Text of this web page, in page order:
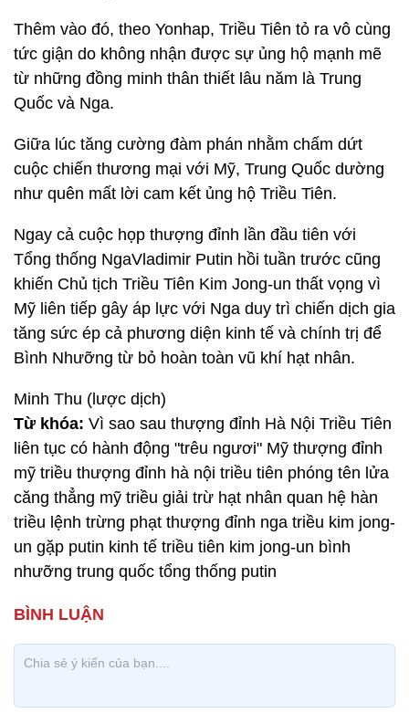
Thêm vào đó, theo Yonhap, Triều Tiên tỏ ra vô cùng
tức giận do không nhận được sự ủng hộ mạnh mẽ
từ những đồng minh thân thiết lâu năm là Trung
Quốc và Nga.
Giữa lúc tăng cường đàm phán nhằm chấm dứt
cuộc chiến thương mại với Mỹ, Trung Quốc dường
như quên mất lời cam kết ủng hộ Triều Tiên.
Ngay cả cuộc họp thượng đỉnh lần đầu tiên với
Tổng thống NgaVladimir Putin hồi tuần trước cũng
khiến Chủ tịch Triều Tiên Kim Jong-un thất vọng vì
Mỹ liên tiếp gây áp lực với Nga duy trì chiến dịch gia
tăng sức ép cả phương diện kinh tế và chính trị để
Bình Nhưỡng từ bỏ hoàn toàn vũ khí hạt nhân.
Minh Thu (lược dịch)
Từ khóa: Vì sao sau thượng đỉnh Hà Nội Triều Tiên
liên tục có hành động "trêu ngươi" Mỹ thượng đỉnh
mỹ triều thượng đỉnh hà nội triều tiên phóng tên lửa
căng thẳng mỹ triều giải trừ hạt nhân quan hệ hàn
triều lệnh trừng phạt thượng đỉnh nga triều kim jong-
un gặp putin kinh tế triều tiên kim jong-un bình
nhưỡng trung quốc tổng thống putin